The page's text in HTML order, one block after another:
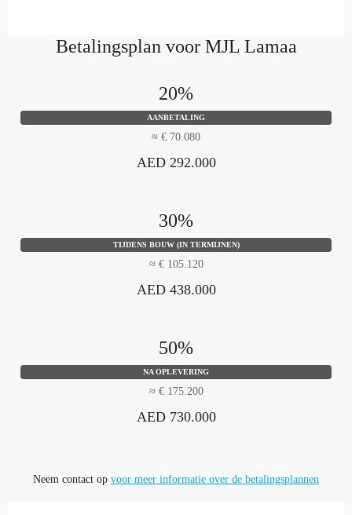
Betalingsplan voor MJL Lamaa
20%
AANBETALING
≈ € 70.080
AED 292.000
30%
TIJDENS BOUW (IN TERMIJNEN)
≈ € 105.120
AED 438.000
50%
NA OPLEVERING
≈ € 175.200
AED 730.000
Neem contact op voor meer informatie over de betalingsplannen